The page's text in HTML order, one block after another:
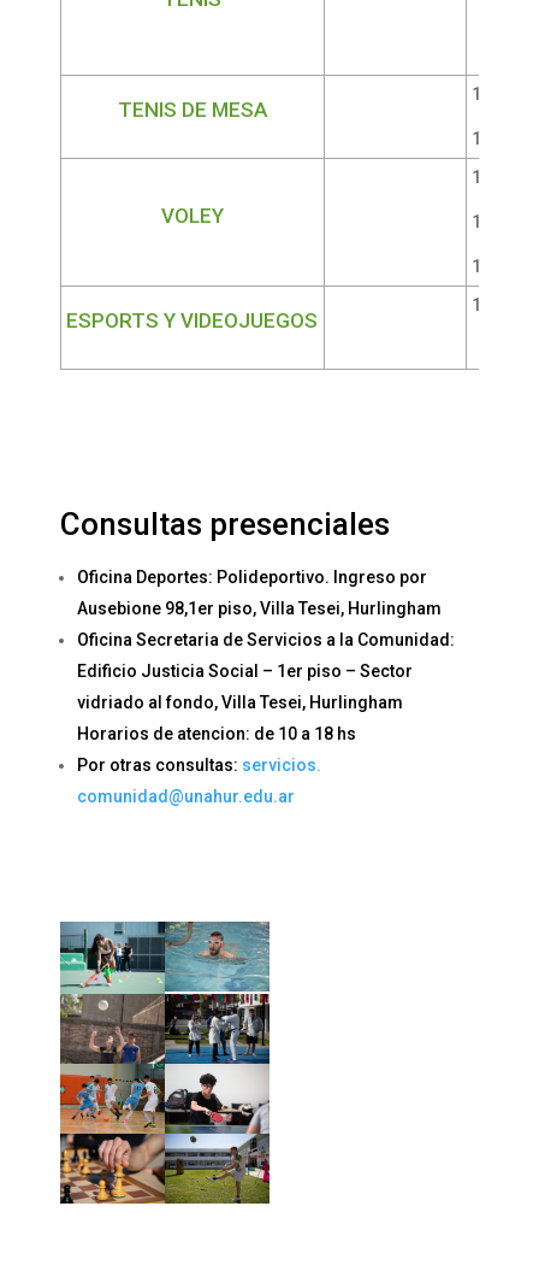
TENIS DE MESA
15:00 a
16:30 a
VOLEY
12:30 a
13:45 a
15:15 a
ESPORTS Y VIDEOJUEGOS
13:00 a
Consultas presenciales
Oficina Deportes: Polideportivo. Ingreso por
Ausebione 98,1er piso, Villa Tesei, Hurlingham
Oficina Secretaria de Servicios a la Comunidad:
Edificio Justicia Social – 1er piso – Sector
vidriado al fondo, Villa Tesei, Hurlingham
Horarios de atencion: de 10 a 18 hs
Por otras consultas: servicios.
comunidad@unahur.edu.ar